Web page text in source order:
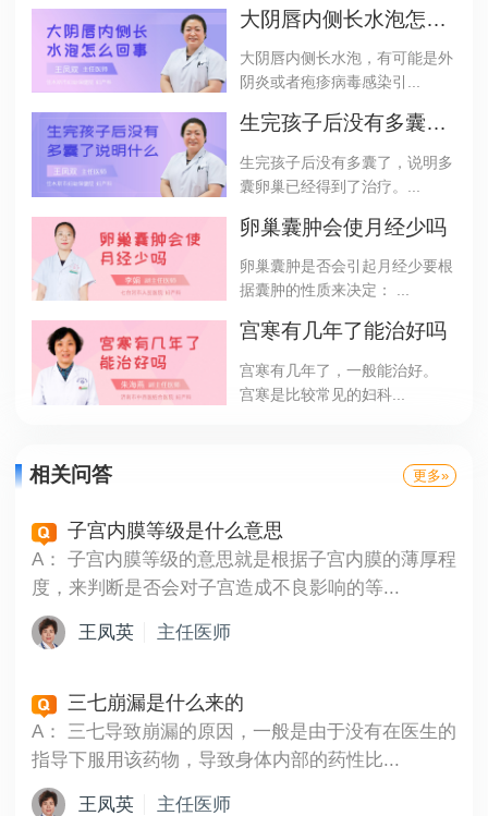
大阴唇内侧长水泡怎么回事
大阴唇内侧长水泡，有可能是外
阴炎或者疱疹病毒感染引...
生完孩子后没有多囊了说明什么
生完孩子后没有多囊了，说明多
囊卵巢已经得到了治疗。...
卵巢囊肿会使月经少吗
卵巢囊肿是否会引起月经少要根
据囊肿的性质来决定： ...
宫寒有几年了能治好吗
宫寒有几年了，一般能治好。
宫寒是比较常见的妇科...
相关问答 更多»
子宫内膜等级是什么意思
A：
子宫内膜等级的意思就是根据子宫内膜的薄厚程
度，来判断是否会对子宫造成不良影响的等...
王凤英 主任医师
三七崩漏是什么来的
A：
三七导致崩漏的原因，一般是由于没有在医生的
指导下服用该药物，导致身体内部的药性比...
王凤英 主任医师